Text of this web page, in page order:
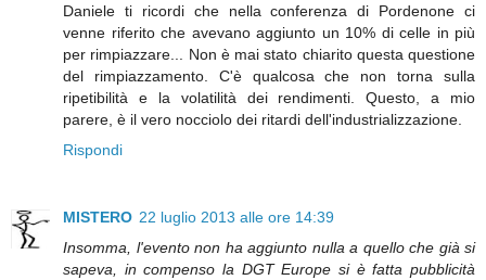
Daniele ti ricordi che nella conferenza di Pordenone ci
venne riferito che avevano aggiunto un 10% di celle in più
per rimpiazzare... Non è mai stato chiarito questa questione
del rimpiazzamento. C'è qualcosa che non torna sulla
ripetibilità e la volatilità dei rendimenti. Questo, a mio
parere, è il vero nocciolo dei ritardi dell'industrializzazione.
Rispondi
MISTERO 22 luglio 2013 alle ore 14:39
Insomma, l'evento non ha aggiunto nulla a quello che già si
sapeva, in compenso la DGT Europe si è fatta pubblicità